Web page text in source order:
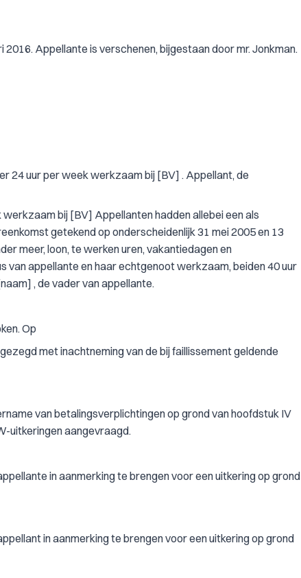
Appellante is verschenen, bijgestaan door mr. Jonkman.
24 uur per week werkzaam bij [BV] . Appellant, de
bij [BV] Appellanten hadden allebei een als
getekend op onderscheidenlijk 31 mei 2005 en 13
meer, loon, te werken uren, vakantiedagen en
appellante en haar echtgenoot werkzaam, beiden 40 uur
, de vader van appellante.
Op
met inachtneming van de bij faillissement geldende
van betalingsverplichtingen op grond van hoofdstuk IV
uitkeringen aangevraagd.
in aanmerking te brengen voor een uitkering op grond
in aanmerking te brengen voor een uitkering op grond